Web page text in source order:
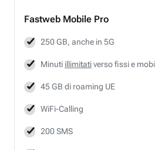
Fastweb Mobile Pro
250 GB, anche in 5G
Minuti illimitativerso fissi e
45 GB di roaming UE
WiFi-Calling
200 SMS